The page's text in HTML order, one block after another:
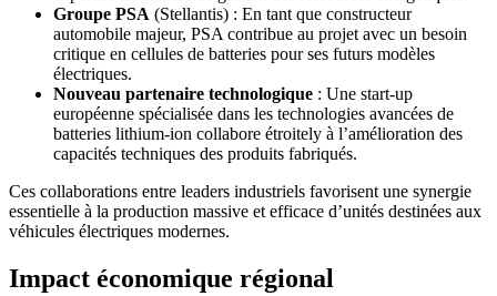
Groupe PSA (Stellantis) : En tant que constructeur
automobile majeur, PSA contribue au projet avec un besoin
critique en cellules de batteries pour ses futurs modèles
électriques.
Nouveau partenaire technologique : Une start-up
européenne spécialisée dans les technologies avancées de
batteries lithium-ion collabore étroitely à l’amélioration des
capacités techniques des produits fabriqués.
Ces collaborations entre leaders industriels favorisent une synergie
essentielle à la production massive et efficace d’unités destinées aux
véhicules électriques modernes.
Impact économique régional